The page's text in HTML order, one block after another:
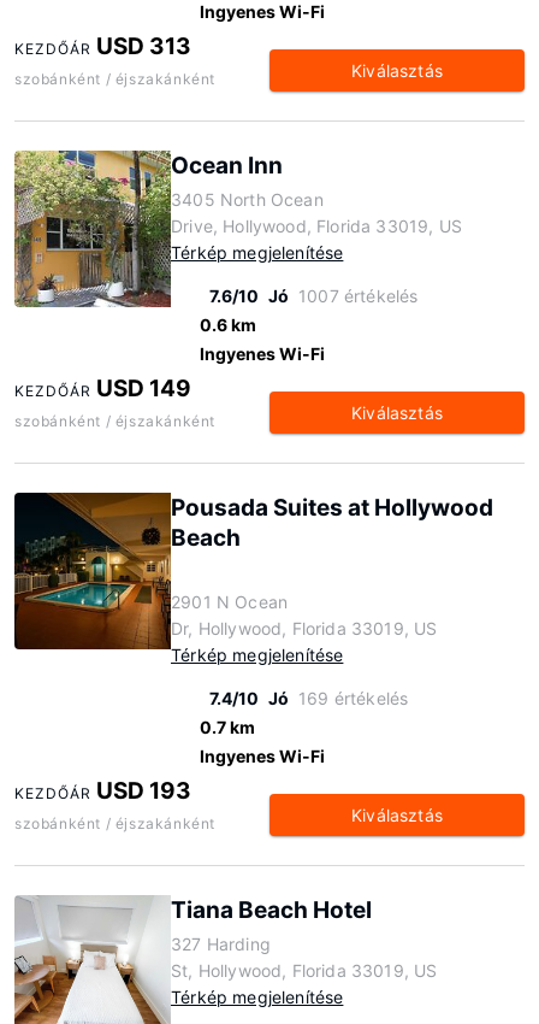
Ingyenes Wi-Fi
KEZDŐÁR USD 313
szobánként / éjszakánként Kiválasztás
Ocean Inn
3405 North Ocean
Drive, Hollywood, Florida 33019, US
Térkép megjelenítése
7.6/10 Jó 1007 értékelés
0.6 km
Ingyenes Wi-Fi
KEZDŐÁR USD 149
szobánként / éjszakánként Kiválasztás
Pousada Suites at Hollywood
Beach
2901 N Ocean
Dr, Hollywood, Florida 33019, US
Térkép megjelenítése
7.4/10 Jó 169 értékelés
0.7 km
Ingyenes Wi-Fi
KEZDŐÁR USD 193
szobánként / éjszakánként Kiválasztás
Tiana Beach Hotel
327 Harding
St, Hollywood, Florida 33019, US
Térkép megjelenítése